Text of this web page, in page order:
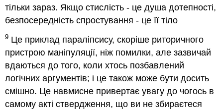
тільки зараз. Якщо стислість - це душа дотепності,
безпосередність спростування - це її тіло
9 Це приклад параліпсису, скоріше риторичного
пристрою маніпуляції, ніж помилки, але зазвичай
вдаються до того, коли хтось позбавлений
логічних аргументів; і це також може бути досить
смішно. Це навмисне привертає увагу до чогось в
самому акті ствердження, що ви не збираєтеся